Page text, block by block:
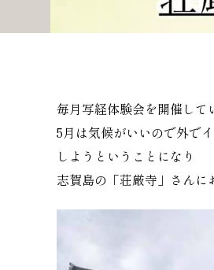
毎月写経体験会を開催して
5月は気候がいいので外で
しようということになり
志賀島の「荘厳寺」さんに